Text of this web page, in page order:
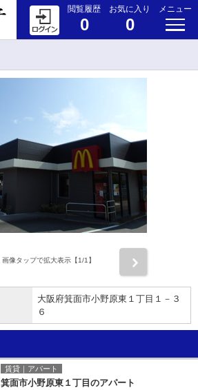
閲覧履歴
0
お気に入り
0
メニュー
画像タップで拡大表示【1/1】
大阪府箕面市小野原東１丁目１－３
６
賃貸｜アパート
箕面市小野原東１丁目のアパート